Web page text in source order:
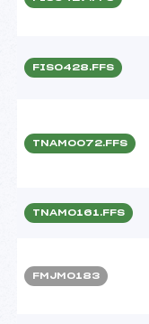
FIS0428.FFS
TNAM0072.FFS
TNAM0161.FFS
FMJM0183